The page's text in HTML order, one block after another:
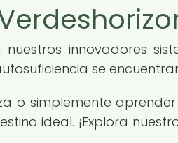
nuestros innovadores
se
simplemente
ideal. ¡Explora